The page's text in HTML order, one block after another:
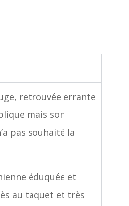
retrouvée errante
mais son
pas souhaité la
éduquée et
au taquet et très